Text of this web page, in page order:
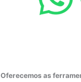
Oferecemos as